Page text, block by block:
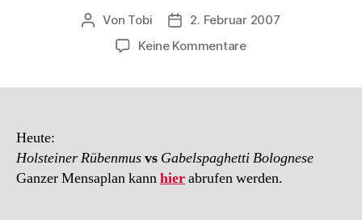
Beitragsautor
Von Tobi Beitragsdatum
2. Februar 2007
Keine Kommentarezu
Heute:
Holsteiner Rübenmusvs Gabelspaghetti Bolognese
Ganzer Mensaplan kannhierabrufen werden.